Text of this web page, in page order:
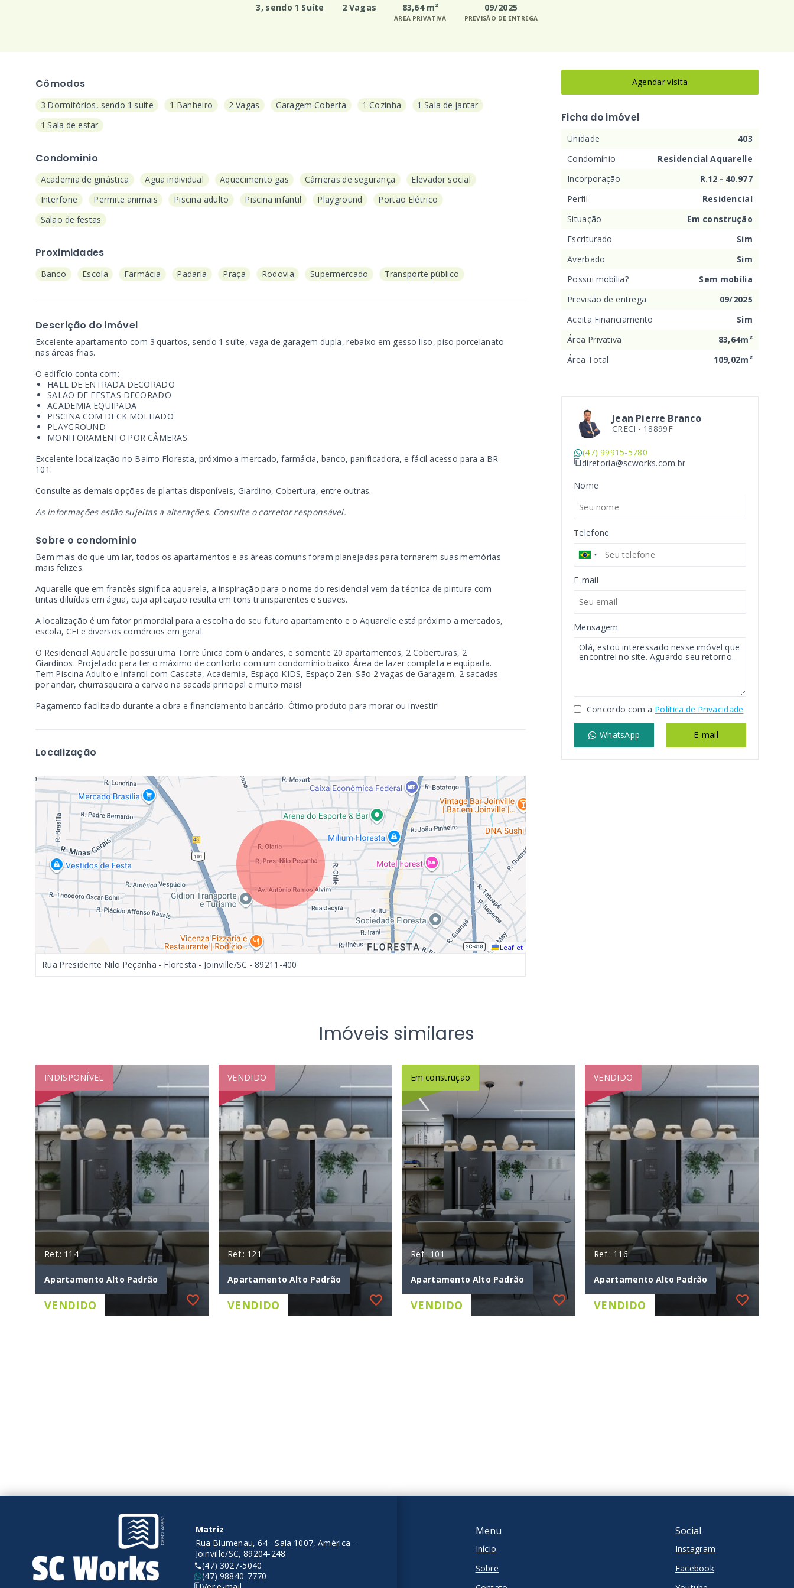
3, sendo 1 Suíte 2 Vagas 83,64 m²
ÁREA PRIVATIVA
09/2025
PREVISÃO DE ENTREGA
Cômodos
3 Dormitórios, sendo 1 suíte 1 Banheiro 2 Vagas Garagem Coberta 1 Cozinha
1 Sala de jantar
1 Sala de estar
Condomínio
Academia de ginástica Agua individual Aquecimento gas Câmeras de segurança
Elevador social
Interfone
Permite animais Piscina adulto Piscina infantil Playground
Portão Elétrico
Salão de festas
Proximidades
Banco Escola Farmácia Padaria Praça Rodovia Supermercado Transporte público
Descrição do imóvel
Excelente apartamento com 3 quartos, sendo 1 suíte, vaga de garagem dupla, rebaixo em gesso liso, piso porcelanato
nas áreas frias.
O edifício conta com:
HALL DE ENTRADA DECORADO
SALÃO DE FESTAS DECORADO
ACADEMIA EQUIPADA
PISCINA COM DECK MOLHADO
PLAYGROUND
MONITORAMENTO POR CÂMERAS
Excelente localização no Bairro Floresta, próximo a mercado, farmácia, banco, panificadora, e fácil acesso para a BR
101.
Consulte as demais opções de plantas disponíveis, Giardino, Cobertura, entre outras.
As informações estão sujeitas a alterações. Consulte o corretor responsável.
Sobre o condomínio
Bem mais do que um lar, todos os apartamentos e as áreas comuns foram planejadas para tornarem suas memórias
mais felizes.
Aquarelle que em francês significa aquarela, a inspiração para o nome do residencial vem da técnica de pintura com
tintas diluídas em água, cuja aplicação resulta em tons transparentes e suaves.
A localização é um fator primordial para a escolha do seu futuro apartamento e o Aquarelle está próximo a mercados,
escola, CEI e diversos comércios em geral.
O Residencial Aquarelle possui uma Torre única com 6 andares, e somente 20 apartamentos, 2 Coberturas, 2
Giardinos. Projetado para ter o máximo de conforto com um condomínio baixo. Área de lazer completa e equipada.
Tem Piscina Adulto e Infantil com Cascata, Academia, Espaço KIDS, Espaço Zen. São 2 vagas de Garagem, 2 sacadas
por andar, churrasqueira a carvão na sacada principal e muito mais!
Pagamento facilitado durante a obra e financiamento bancário. Ótimo produto para morar ou investir!
Localização
Leaflet
Rua Presidente Nilo Peçanha - Floresta - Joinville/SC - 89211-400
Agendar visita
Ficha do imóvel
Unidade
403
Condomínio
Residencial Aquarelle
Incorporação
R.12 - 40.977
Perfil
Residencial
Situação
Em construção
Escriturado
Sim
Averbado
Sim
Possui mobília?
Sem mobília
Previsão de entrega
09/2025
Aceita Financiamento
Sim
Área Privativa
83,64m²
Área Total
109,02m²
Jean Pierre Branco
CRECI - 18899F
(47) 99915-5780
diretoria@scworks.com.br
Nome
Telefone
E-mail
Mensagem
Concordo com a Política de Privacidade
WhatsApp E-mail
Imóveis similares
INDISPONÍVEL
Ref.: 114
Apartamento Alto Padrão
VENDIDO
VENDIDO
Ref.: 121
Apartamento Alto Padrão
VENDIDO
Em construção
Ref.: 101
Apartamento Alto Padrão
VENDIDO
VENDIDO
Ref.: 116
Apartamento Alto Padrão
VENDIDO
Menu
Início
Sobre
Social
Instagram
Facebook
Matriz
Rua Blumenau, 64 - Sala 1007, América -
Joinville/SC, 89204-248
(47) 3027-5040
(47) 98840-7770